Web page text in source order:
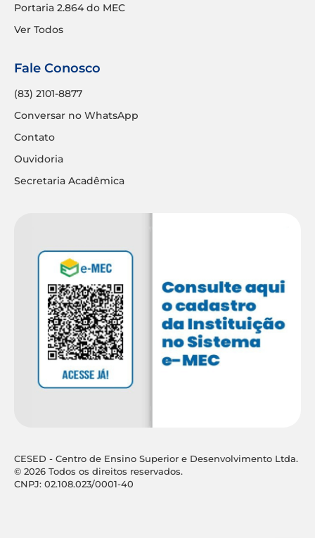
Portaria 2.864 do MEC
Ver Todos
Fale Conosco
(83) 2101-8877
Conversar no WhatsApp
Contato
Ouvidoria
Secretaria Acadêmica
CESED - Centro de Ensino Superior e Desenvolvimento Ltda.
© 2026 Todos os direitos reservados.
CNPJ: 02.108.023/0001-40